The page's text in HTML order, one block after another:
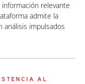
relevante
admite la
análisis impulsados
AL